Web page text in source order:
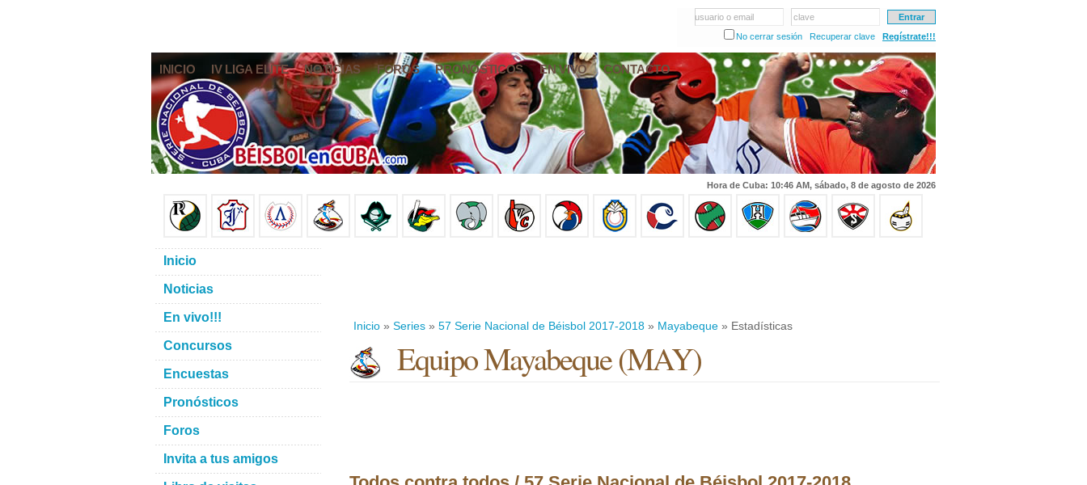
usuario o email
clave
No cerrar sesión
Recuperar clave Regístrate!!!
INICIO IV LIGA ELITE NOTICIAS FOROS PRONÓSTICOS EN VIVO CONTACTO
Hora de Cuba: 10:46 AM, sábado, 8 de agosto de 2026
Inicio » Series » 57 Serie Nacional de Béisbol 2017-2018 » Mayabeque » Estadísticas
Equipo Mayabeque (MAY)
Inicio
Noticias
En vivo!!!
Concursos
Encuestas
Pronósticos
Foros
Invita a tus amigos